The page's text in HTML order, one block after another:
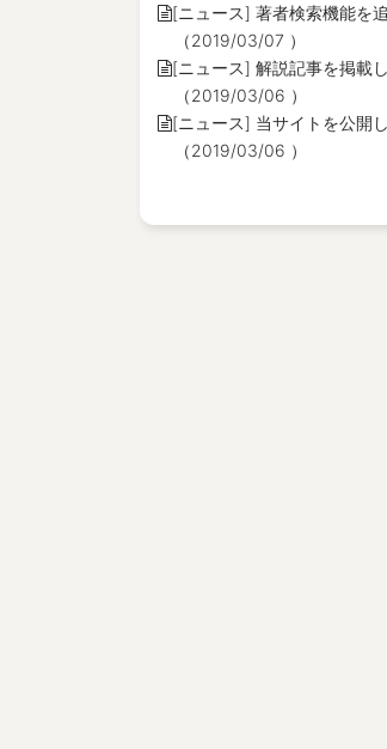
[ニュース] 著者検索機能を
（2019/03/07 ）
[ニュース] 解説記事を掲載し
（2019/03/06 ）
[ニュース] 当サイトを公開し
（2019/03/06 ）